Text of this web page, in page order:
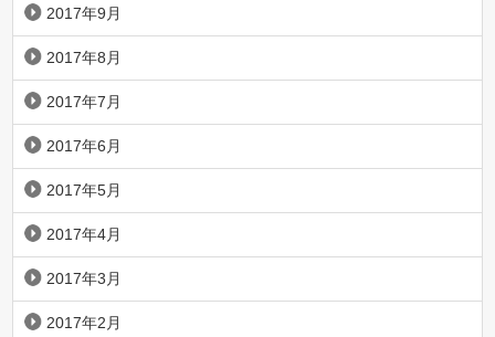
2017年9月
2017年8月
2017年7月
2017年6月
2017年5月
2017年4月
2017年3月
2017年2月